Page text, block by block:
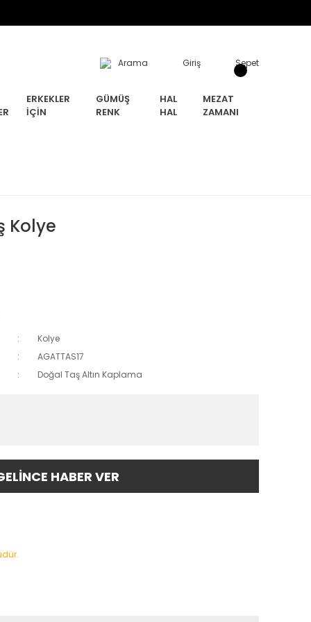
Arama Giriş Sepet
ERKEKLER
İÇIN
GÜMÜŞ
RENK
HAL
HAL
MEZAT
ZAMANI
Kolye
Kolye
AGATTAS17
Doğal Taş Altın Kaplama
HABER VER